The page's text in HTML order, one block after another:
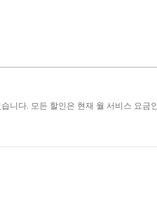
니다. 모든 할인은 현재 월 서비스 요금